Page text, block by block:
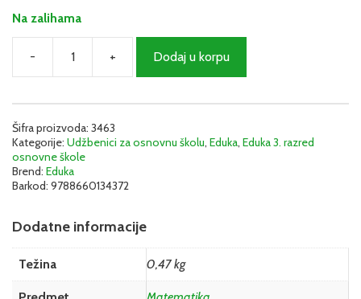
Na zalihama
-
Matematika
3b
|
+ Dodaj u korpu
Šifra proizvoda: 3463
Kategorije: Udžbenici za osnovnu školu, Eduka, Eduka 3. razred
osnovne škole
Brend: Eduka
Barkod: 9788660134372
Dodatne informacije
Težina 0,47 kg